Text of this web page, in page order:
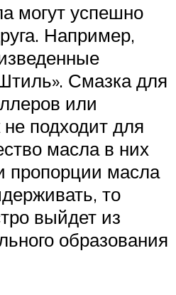
могут успешно
Например,
Смазка для
или
подходит для
масла в них
пропорции масла
то
выйдет из
образования